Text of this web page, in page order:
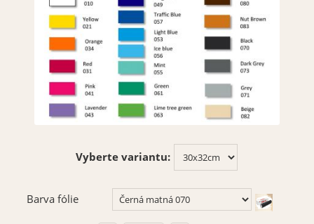
Vyberte variantu:
Barva fólie